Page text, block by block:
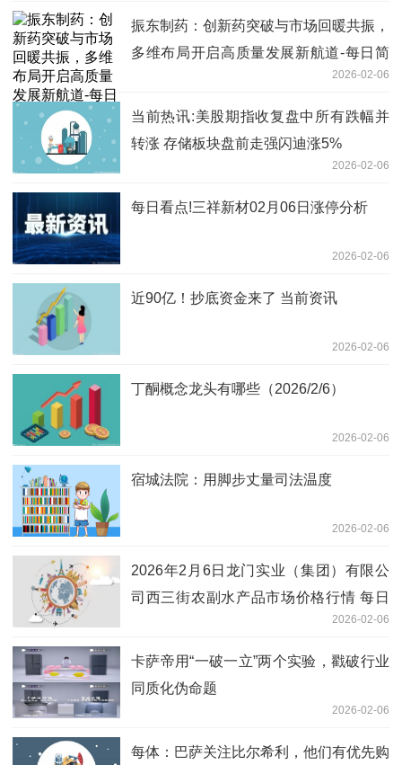
振东制药：创新药突破与市场回暖共振，
多维布局开启高质量发展新航道-每日简
2026-02-06
当前热讯:美股期指收复盘中所有跌幅并
转涨 存储板块盘前走强闪迪涨5%
2026-02-06
每日看点!三祥新材02月06日涨停分析
2026-02-06
近90亿！抄底资金来了 当前资讯
2026-02-06
丁酮概念龙头有哪些（2026/2/6）
2026-02-06
宿城法院：用脚步丈量司法温度
2026-02-06
2026年2月6日龙门实业（集团）有限公
司西三街农副水产品市场价格行情 每日
2026-02-06
卡萨帝用“一破一立”两个实验，戳破行业
同质化伪命题
2026-02-06
每体：巴萨关注比尔希利，他们有优先购